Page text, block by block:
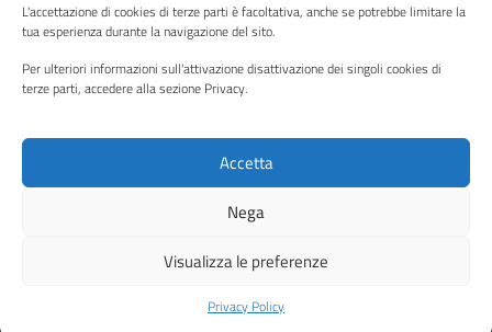
L'accettazione di cookies di terze parti è facoltativa, anche se potrebbe limitare la
tua esperienza durante la navigazione del sito.
Per ulteriori informazioni sull'attivazione disattivazione dei singoli cookies di
terze parti, accedere alla sezione Privacy.
Accetta
Nega
Visualizza le preferenze
Privacy Policy
Piano di miglioramento del sito
Instagram